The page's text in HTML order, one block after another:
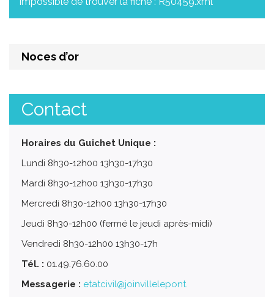
Noces d’or
Contact
Horaires du Guichet Unique :
Lundi 8h30-12h00 13h30-17h30
Mardi 8h30-12h00 13h30-17h30
Mercredi 8h30-12h00 13h30-17h30
Jeudi 8h30-12h00 (fermé le jeudi après-midi)
Vendredi 8h30-12h00 13h30-17h
Tél. : 01.49.76.60.00
Messagerie : etatcivil@joinvillelepont.